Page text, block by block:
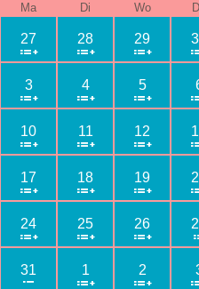
Ma Di Wo
27 28 29
3 4 5
10 11 12
17 18 19
24 25 26
31 1 2